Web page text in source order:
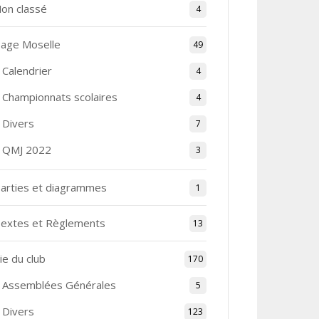
classé 4
Moselle 49
Calendrier 4
Championnats scolaires 4
Divers 7
QMJ 2022 3
et diagrammes 1
et Règlements 13
du club 170
Assemblées Générales 5
Divers 123